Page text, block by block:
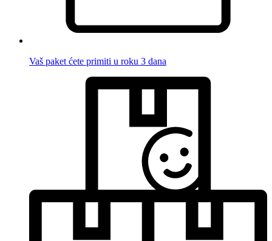
Vaš paket ćete primiti u roku 3 dana